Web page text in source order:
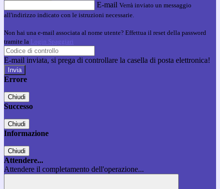
E-mail Verrà inviato un messaggio
all'indirizzo indicato con le istruzioni necessarie.
Non hai una e-mail associata al nome utente? Effettua il reset della password
tramite la Login Spaggiari
E-mail inviata, si prega di controllare la casella di posta elettronica!
Errore
Chiudi
Successo
Chiudi
Informazione
Chiudi
Attendere...
Attendere il completamento dell'operazione...